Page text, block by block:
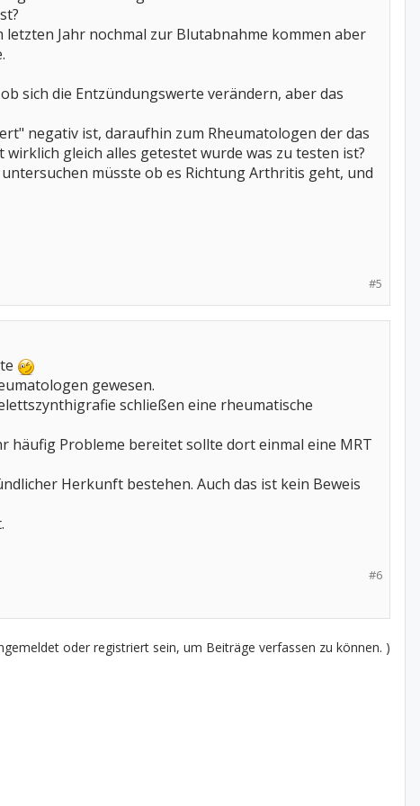
Jahr nochmal zur Blutabnahme kommen aber
sich die Entzündungswerte verändern, aber das
negativ ist, daraufhin zum Rheumatologen der das
gleich alles getestet wurde was zu testen ist?
müsste ob es Richtung Arthritis geht, und
#5
gewesen.
schließen eine rheumatische
häufig Probleme bereitet sollte dort einmal eine MRT
Herkunft bestehen. Auch das ist kein Beweis
#6
oder registriert sein, um Beiträge verfassen zu können. )